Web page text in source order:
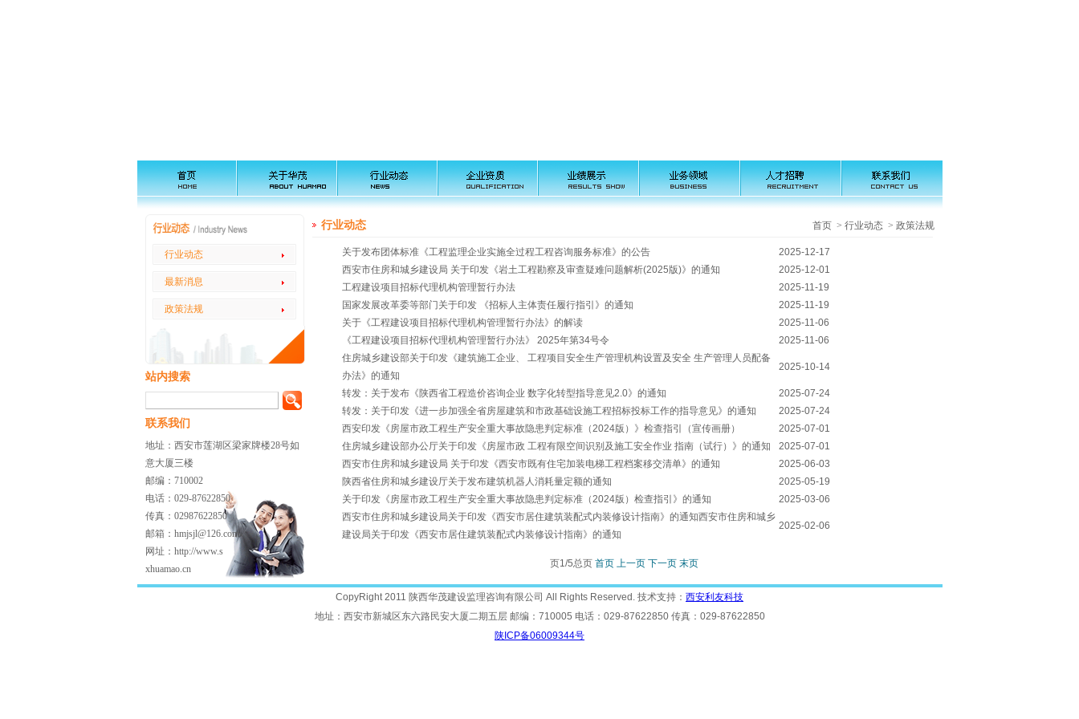
行业动态
最新消息
政策法规
站内搜索
联系我们
地址：西安市莲湖区梁家牌楼28号如
意大厦三楼
邮编：710002
电话：029-87622850
传真：02987622850
邮箱：hmjsjl@126.com
网址：http://www.s
xhuamao.cn
行业动态 首页 > 行业动态 > 政策法规
关于发布团体标准《工程监理企业实施全过程工程咨询服务标准》的公告
2025-12-17
西安市住房和城乡建设局 关于印发《岩土工程勘察及审查疑难问题解析(2025版)》的通知
2025-12-01
工程建设项目招标代理机构管理暂行办法
2025-11-19
国家发展改革委等部门关于印发 《招标人主体责任履行指引》的通知
2025-11-19
关于《工程建设项目招标代理机构管理暂行办法》的解读
2025-11-06
《工程建设项目招标代理机构管理暂行办法》 2025年第34号令
2025-11-06
住房城乡建设部关于印发《建筑施工企业、 工程项目安全生产管理机构设置及安全 生产管理人员配备
办法》的通知
2025-10-14
转发：关于发布《陕西省工程造价咨询企业 数字化转型指导意见2.0》的通知
2025-07-24
转发：关于印发《进一步加强全省房屋建筑和市政基础设施工程招标投标工作的指导意见》的通知
2025-07-24
西安印发《房屋市政工程生产安全重大事故隐患判定标准（2024版）》检查指引（宣传画册）
2025-07-01
住房城乡建设部办公厅关于印发《房屋市政 工程有限空间识别及施工安全作业 指南（试行）》的通知
2025-07-01
西安市住房和城乡建设局 关于印发《西安市既有住宅加装电梯工程档案移交清单》的通知
2025-06-03
陕西省住房和城乡建设厅关于发布建筑机器人消耗量定额的通知
2025-05-19
关于印发《房屋市政工程生产安全重大事故隐患判定标准（2024版）检查指引》的通知
2025-03-06
西安市住房和城乡建设局关于印发《西安市居住建筑装配式内装修设计指南》的通知西安市住房和城乡
建设局关于印发《西安市居住建筑装配式内装修设计指南》的通知
2025-02-06
页1/5总页 首页 上一页 下一页 末页
CopyRight 2011 陕西华茂建设监理咨询有限公司 All Rights Reserved. 技术支持： 西安利友科技
地址：西安市新城区东六路民安大厦二期五层 邮编：710005 电话：029-87622850 传真：029-87622850
陕ICP备06009344号